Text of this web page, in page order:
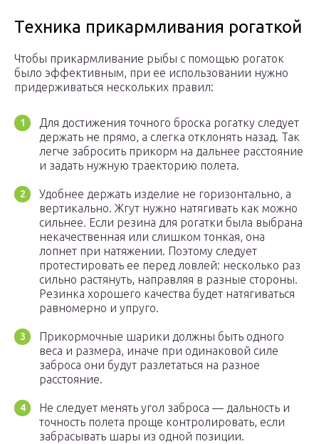
Техника прикармливания рогаткой
Чтобы прикармливание рыбы с помощью рогаток
было эффективным, при ее использовании нужно
придерживаться нескольких правил:
Для достижения точного броска рогатку следует
держать не прямо, а слегка отклонять назад. Так
легче забросить прикорм на дальнее расстояние
и задать нужную траекторию полета.
Удобнее держать изделие не горизонтально, а
вертикально. Жгут нужно натягивать как можно
сильнее. Если резина для рогатки была выбрана
некачественная или слишком тонкая, она
лопнет при натяжении. Поэтому следует
протестировать ее перед ловлей: несколько раз
сильно растянуть, направляя в разные стороны.
Резинка хорошего качества будет натягиваться
равномерно и упруго.
Прикормочные шарики должны быть одного
веса и размера, иначе при одинаковой силе
заброса они будут разлетаться на разное
расстояние.
Не следует менять угол заброса — дальность и
точность полета проще контролировать, если
забрасывать шары из одной позиции.